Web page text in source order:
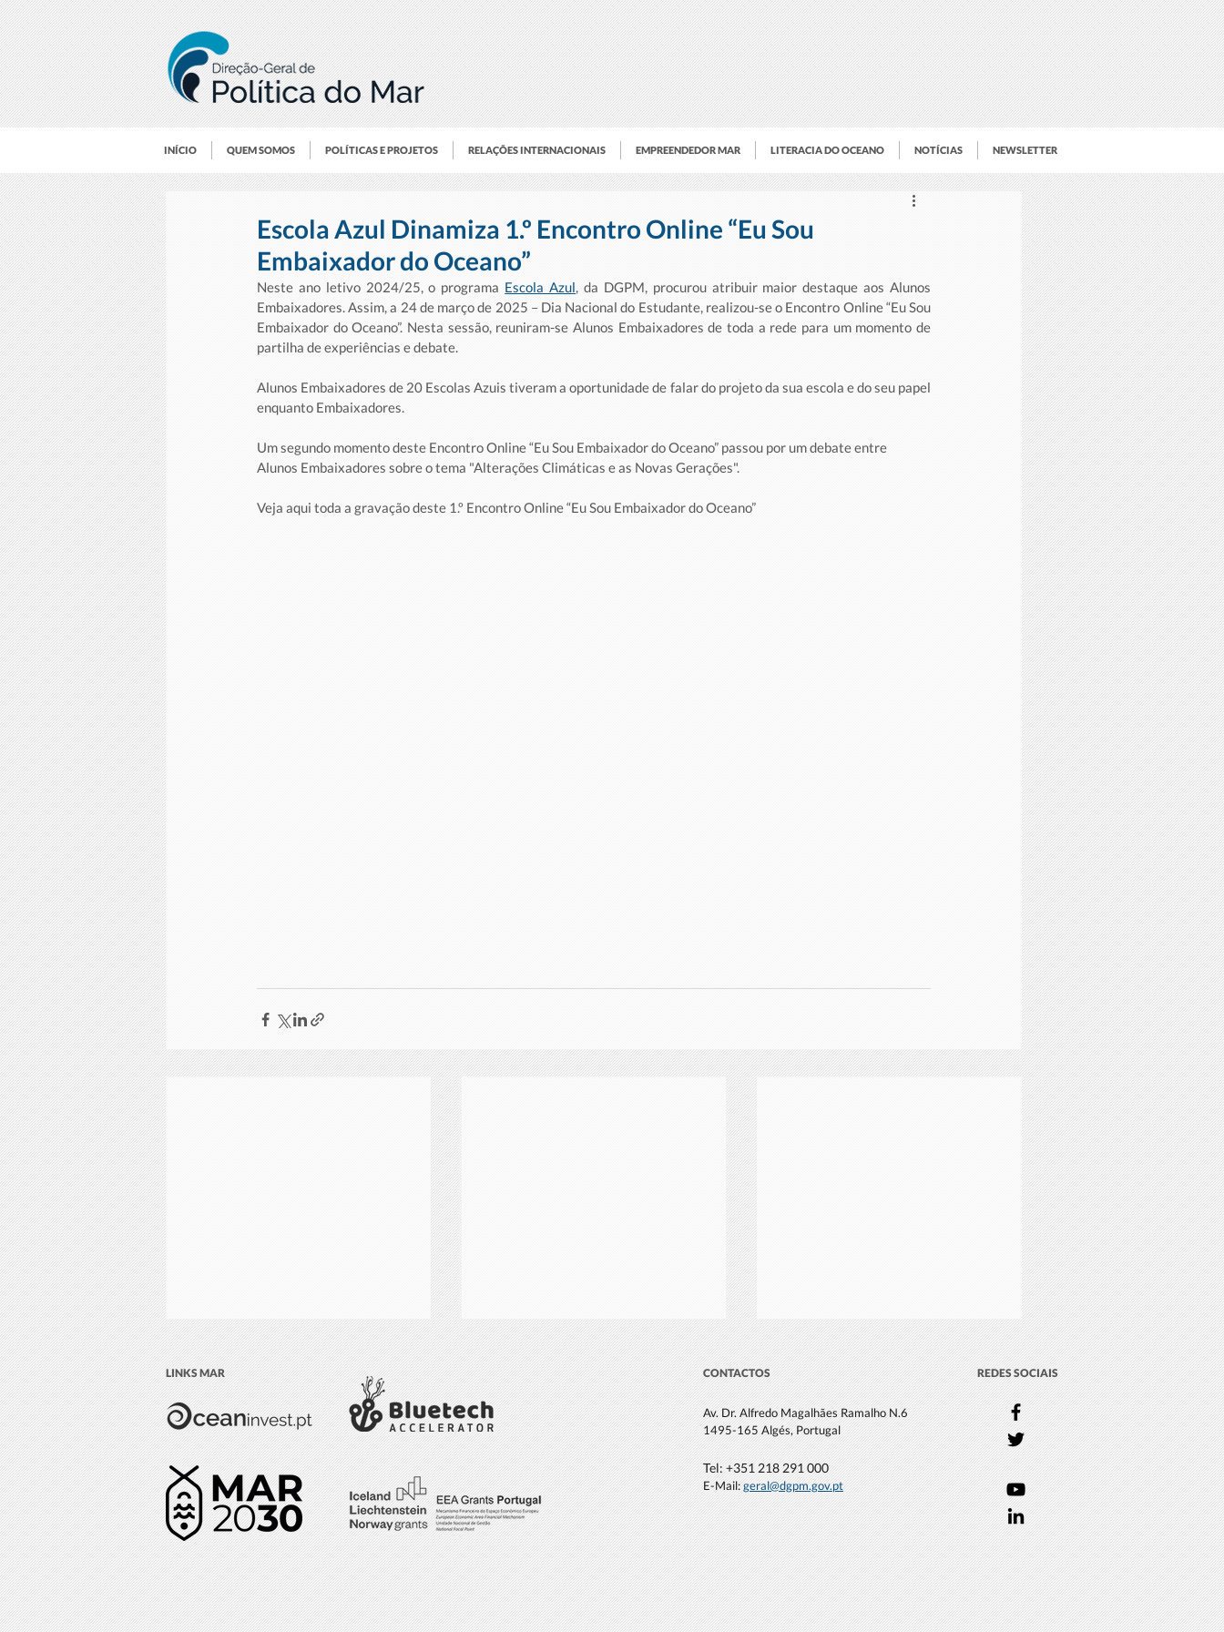
INÍCIO QUEM SOMOS POLÍTICAS E PROJETOS RELAÇÕES INTERNACIONAIS EMPREENDEDOR MAR LITERACIA DO OCEANO NOTÍCIAS NEWSLETTER
Escola Azul Dinamiza 1.º Encontro Online “Eu Sou
Embaixador do Oceano”
Neste ano letivo 2024/25, o programa Escola Azul, da DGPM, procurou atribuir maior destaque aos Alunos
Embaixadores. Assim, a 24 de março de 2025 – Dia Nacional do Estudante, realizou-se o Encontro Online “Eu Sou
Embaixador do Oceano”. Nesta sessão, reuniram-se Alunos Embaixadores de toda a rede para um momento de
partilha de experiências e debate.
Alunos Embaixadores de 20 Escolas Azuis tiveram a oportunidade de falar do projeto da sua escola e do seu papel
enquanto Embaixadores.
Um segundo momento deste Encontro Online “Eu Sou Embaixador do Oceano” passou por um debate entre
Alunos Embaixadores sobre o tema "Alterações Climáticas e as Novas Gerações".
Veja aqui toda a gravação deste 1.º Encontro Online “Eu Sou Embaixador do Oceano”
Oeiras recebe evento
conjunto da Estratégia
Marítima do Altântico com a
Relatório de Empregos da
Economia Azul 2026 destaca a
LINKS MAR CONTACTOS
Av. Dr. Alfredo Magalhães Ramalho N.6
1495-165 Algés, Portugal
Tel: +351 218 291 000
E-Mail:geral@dgpm.gov.pt
REDES SOCIAIS